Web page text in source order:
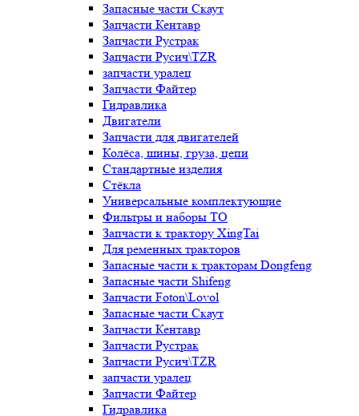
Запасные части Скаут
Запчасти Кентавр
Запчасти Рустрак
Запчасти Русич\TZR
запчасти уралец
Запчасти Файтер
Гидравлика
Двигатели
Запчасти для двигателей
Колёса, шины, груза, цепи
Стандартные изделия
Стёкла
Универсальные комплектующие
Фильтры и наборы ТО
Запчасти к трактору XingTai
Для ременных тракторов
Запасные части к тракторам Dongfeng
Запасные части Shifeng
Запчасти Foton\Lovol
Запасные части Скаут
Запчасти Кентавр
Запчасти Рустрак
Запчасти Русич\TZR
запчасти уралец
Запчасти Файтер
Гидравлика